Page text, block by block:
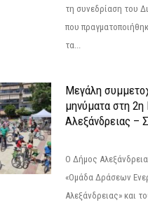
τη συνεδρίαση του
που
τα...
Μεγάλη
μηνύματα στη
Αλεξάνδρειας –
Ο Δήμος
«Ομάδα Δράσεων
Αλεξάνδρειας» και